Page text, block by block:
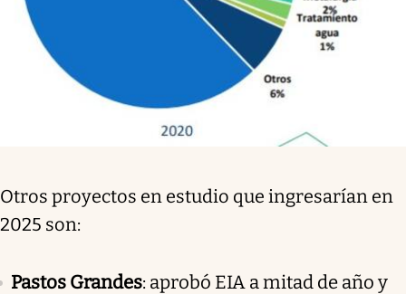
Otros proyectos en estudio que ingresarían en
2025 son:
Pastos Grandes: aprobó EIA a mitad de año y